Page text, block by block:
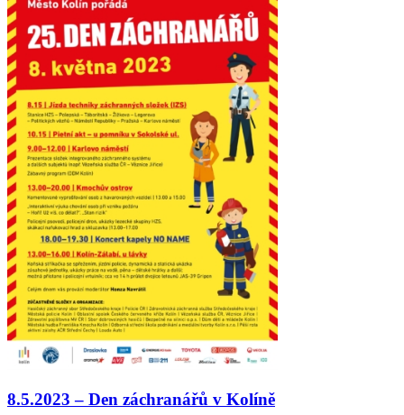
8.5.2023 – Den záchranářů v Kolíně